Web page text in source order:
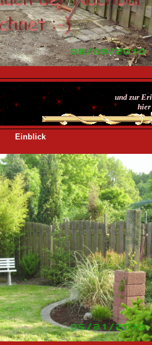
und zur
Einblick